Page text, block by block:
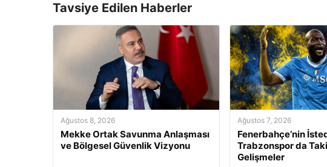
Tavsiye Edilen Haberler
Ağustos 8, 2026
Mekke Ortak Savunma Anlaşması
ve Bölgesel Güvenlik Vizyonu
Ağustos 7, 2026
Fenerbahçe’nin
Trabzonspor da
Gelişmeler